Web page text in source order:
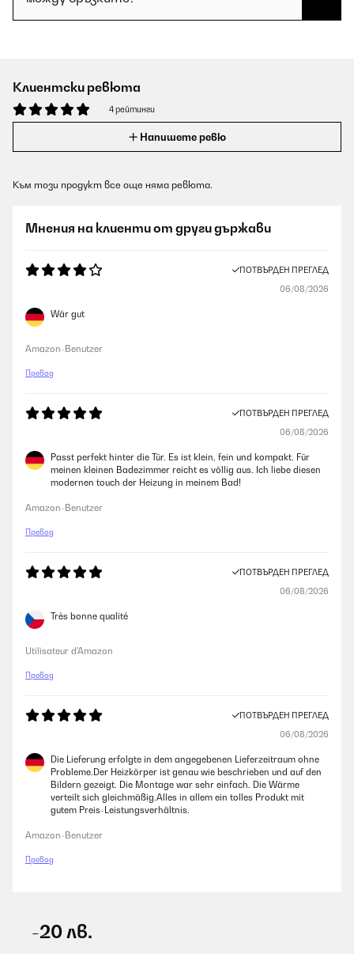
Клиентски ревюта
4 рейтинги
Напишете ревю
Към този продукт все още няма ревюта.
Мнения на клиенти от други държави
ПОТВЪРДЕН ПРЕГЛЕД
06/08/2026
Wär gut
Amazon-Benutzer
Превод
ПОТВЪРДЕН ПРЕГЛЕД
06/08/2026
Passt perfekt hinter die Tür. Es ist klein, fein und kompakt. Für
meinen kleinen Badezimmer reicht es völlig aus. Ich liebe diesen
modernen touch der Heizung in meinem Bad!
Amazon-Benutzer
Превод
ПОТВЪРДЕН ПРЕГЛЕД
06/08/2026
Très bonne qualité
Utilisateur d'Amazon
Превод
ПОТВЪРДЕН ПРЕГЛЕД
06/08/2026
Die Lieferung erfolgte in dem angegebenen Lieferzeitraum ohne
Probleme.Der Heizkörper ist genau wie beschrieben und auf den
Bildern gezeigt. Die Montage war sehr einfach. Die Wärme
verteilt sich gleichmäßig.Alles in allem ein tolles Produkt mit
gutem Preis-Leistungsverhältnis.
Amazon-Benutzer
Превод
-20 лв.